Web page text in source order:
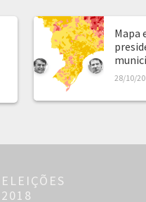
Mapa
28/10/
ELEIÇÕES
2018